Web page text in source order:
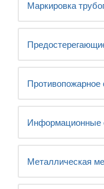
Маркировка
Противопожарное
Информационные
Металлическая